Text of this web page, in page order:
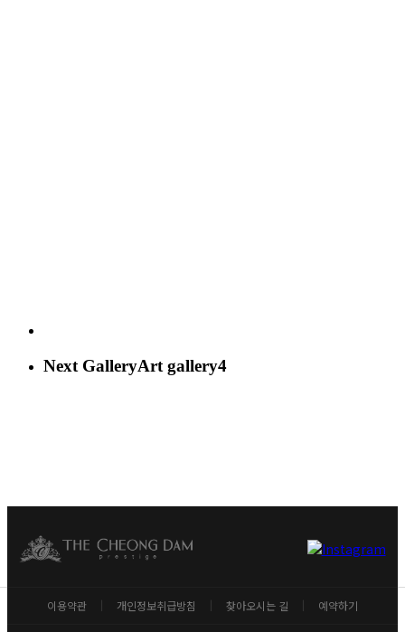
Next GalleryArt gallery4
이용약관 개인정보취급방침 찾아오시는 길 예약하기